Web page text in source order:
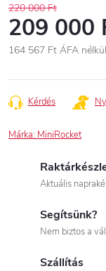
220 000 Ft
209 000
164 567 Ft ÁFA nélkül
Kérdés
Márka: MiniRocket
Aktuális
Segítsünk?
Nem biztos a
Szállítás